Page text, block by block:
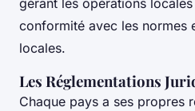
gérant les opérations
conformité avec les normes
locales.
Les Réglementations
Chaque pays a ses propres